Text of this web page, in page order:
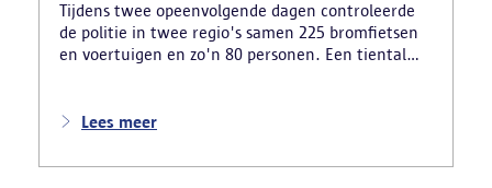
Tijdens twee opeenvolgende dagen controleerde
de politie in twee regio's samen 225 bromfietsen
en voertuigen en zo'n 80 personen. Een tiental
beslag genomen. Daarnaast arresteerde de politie
motorblokken en inbrekersmateriaal gevonden.
Lees meer